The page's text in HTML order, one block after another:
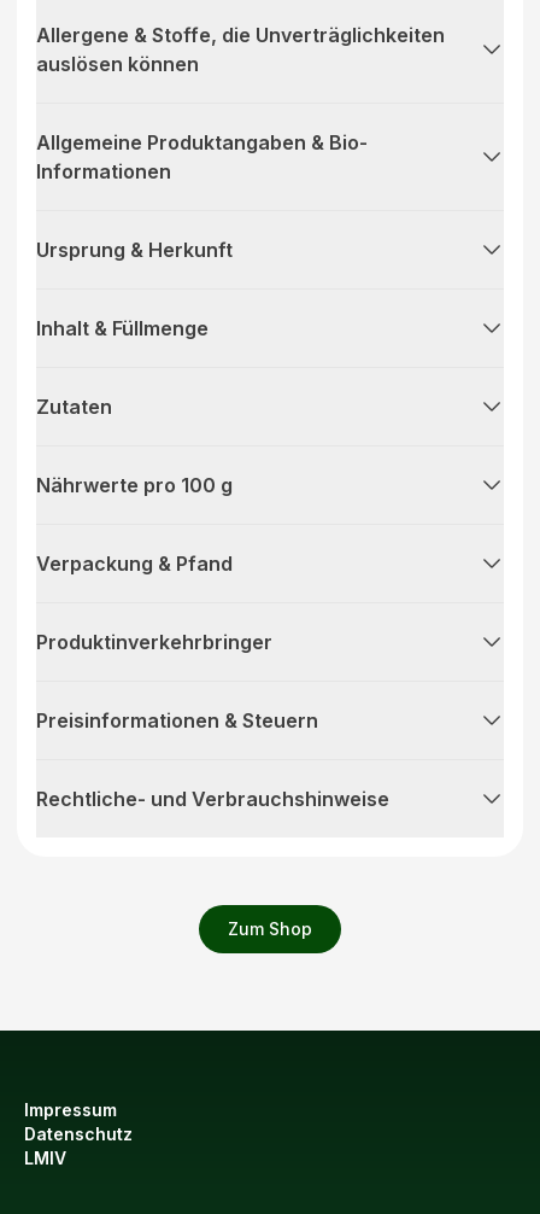
Zum Shop
Allergene & Stoffe, die Unverträglichkeiten
auslösen können
Allgemeine Produktangaben & Bio-
Informationen
Ursprung & Herkunft
Inhalt & Füllmenge
Zutaten
Nährwerte pro 100 g
Verpackung & Pfand
Produktinverkehrbringer
Preisinformationen & Steuern
Rechtliche- und Verbrauchshinweise
Impressum
Datenschutz
LMIV